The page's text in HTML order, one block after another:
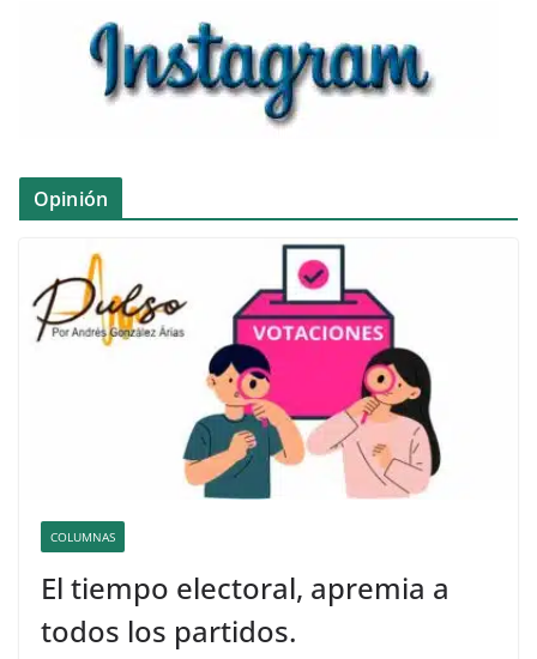
Opinión
COLUMNAS
El tiempo electoral, apremia a
todos los partidos.